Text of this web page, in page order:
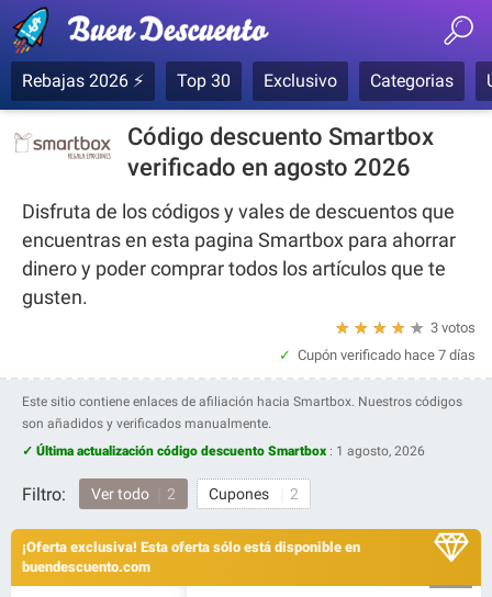
Rebajas 2026 ⚡ Top 30 Exclusivo Categorias
Código descuento Smartbox
verificado en agosto 2026
Disfruta de los códigos y vales de descuentos que
encuentras en esta pagina Smartbox para ahorrar
dinero y poder comprar todos los artículos que te
gusten.
3 votos
★
★
★
★
★
Cupón verificado hace 7 días
Este sitio contiene enlaces de afiliación hacia Smartbox. Nuestros códigos
son añadidos y verificados manualmente.
✓ Última actualización código descuento Smartbox : 1 agosto, 2026
Filtro: Ver todo 2 Cupones 2
¡Oferta exclusiva! Esta oferta sólo está disponible en
buendescuento.com